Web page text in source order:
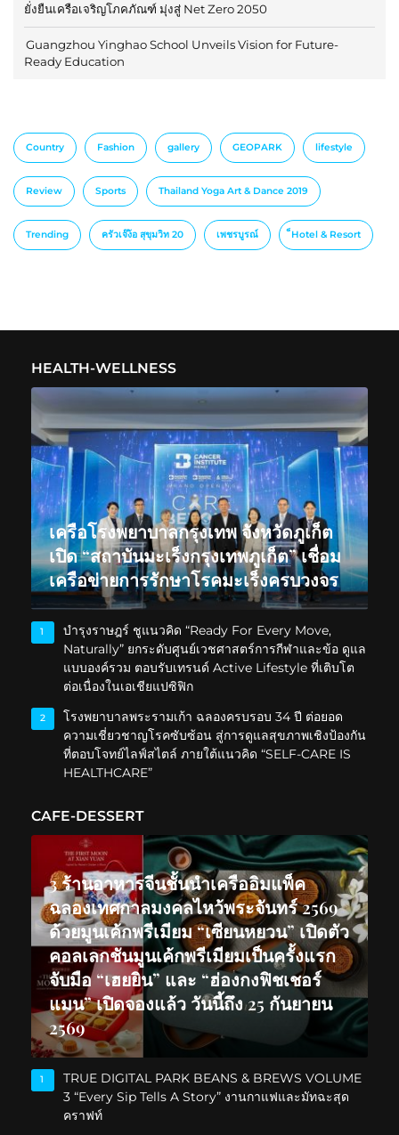
ยั่งยืนเครือเจริญโภคภัณฑ์ มุ่งสู่ Net Zero 2050
Guangzhou Yinghao School Unveils Vision for Future-
Ready Education
Country Fashion gallery GEOPARK lifestyle
Review Sports Thailand Yoga Art & Dance 2019
Trending ครัวเจ๊ง้อ สุขุมวิท 20 เพชรบูรณ์ ็Hotel & Resort
HEALTH-WELLNESS
เครือโรงพยาบาลกรุงเทพ จังหวัดภูเก็ต
เปิด “สถาบันมะเร็งกรุงเทพภูเก็ต” เชื่อม
เครือข่ายการรักษาโรคมะเร็งครบวงจร
1
บำรุงราษฎร์ ชูแนวคิด “Ready For Every Move,
Naturally” ยกระดับศูนย์เวชศาสตร์การกีฬาและข้อ ดูแล
แบบองค์รวม ตอบรับเทรนด์ Active Lifestyle ที่เติบโต
ต่อเนื่องในเอเชียแปซิฟิก
2
โรงพยาบาลพระรามเก้า ฉลองครบรอบ 34 ปี ต่อยอด
ความเชี่ยวชาญโรคซับซ้อน สู่การดูแลสุขภาพเชิงป้องกัน
ที่ตอบโจทย์ไลฟ์สไตล์ ภายใต้แนวคิด “SELF-CARE IS
HEALTHCARE”
CAFE-DESSERT
3 ร้านอาหารจีนชั้นนำเครืออิมแพ็ค
ฉลองเทศกาลมงคลไหว้พระจันทร์ 2569
ด้วยมูนเค้กพรีเมียม “เซียนหยวน” เปิดตัว
คอลเลกชันมูนเค้กพรีเมียมเป็นครั้งแรก
จับมือ “เฮยยิน” และ “ฮ่องกงฟิชเชอร์
แมน” เปิดจองแล้ว วันนี้ถึง 25 กันยายน
2569
1
TRUE DIGITAL PARK BEANS & BREWS VOLUME
3 “Every Sip Tells A Story” งานกาแฟและมัทฉะสุด
คราฟท์